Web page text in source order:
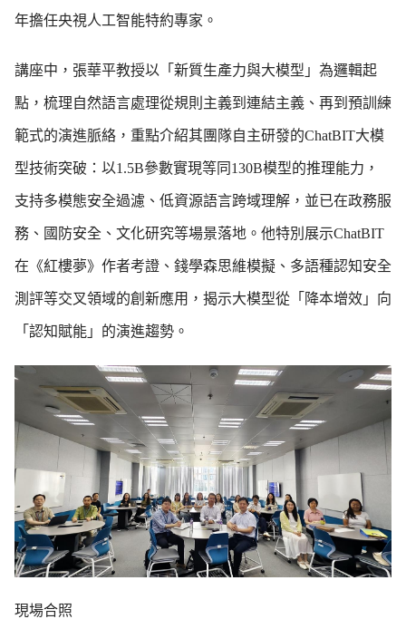
年擔任央視人工智能特約專家。
講座中，張華平教授以「新質生產力與大模型」為邏輯起
點，梳理自然語言處理從規則主義到連結主義、再到預訓練
範式的演進脈絡，重點介紹其團隊自主研發的ChatBIT大模
型技術突破：以1.5B參數實現等同130B模型的推理能力，
支持多模態安全過濾、低資源語言跨域理解，並已在政務服
務、國防安全、文化研究等場景落地。他特別展示ChatBIT
在《紅樓夢》作者考證、錢學森思維模擬、多語種認知安全
測評等交叉領域的創新應用，揭示大模型從「降本增效」向
「認知賦能」的演進趨勢。
現場合照